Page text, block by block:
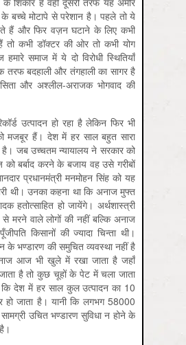
बच्चे मोटापे से परेशान है। पहले तो ये
हैं और फिर वज़न घटाने के लिए कभी
तो कभी डॉक्टर की ओर तो कभी योग
समाज में ये दो विरोधी स्थितियाँ
बदहाली और तंगहाली का सागर है
और अश्लील-अराजक भोगवाद की
उत्पादन हो रहा है लेकिन फिर भी
मजबूर हैं। देश में हर साल बहुत सारा
है। जब उच्चतम न्यायालय ने सरकार को
बर्बाद करने के बजाय वह उसे गरीबों
प्रधानमंत्री मनमोहन सिंह को यह
थी। उनका कहना था कि अनाज मुफ्त
हतोत्साहित हो जायेंगे। अर्थशास्त्री
मरने वाले लोगों की नहीं बल्कि अनाज
किसानों की ज्यादा चिन्ता थी।
के भण्डारण की समुचित व्यवस्था नहीं है
आज भी खुले में रखा जाता है जहाँ
है तो कुछ चूहों के पेट में चला जाता
कि देश में हर साल कुल उत्पादन का 10
हो जाता है। यानी कि लगभग 58000
उचित भण्डारण सुविधा न होने के